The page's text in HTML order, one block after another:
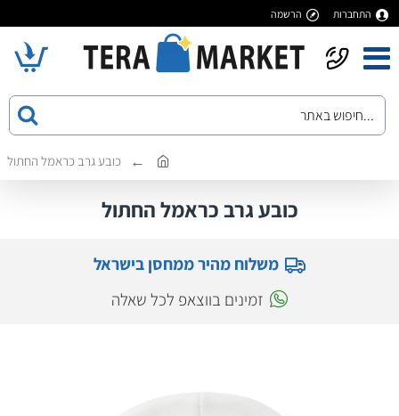
התחברות הרשמה
כובע גרב כראמל החתול
כובע גרב כראמל החתול
משלוח מהיר ממחסן בישראל
זמינים בווצאפ לכל שאלה